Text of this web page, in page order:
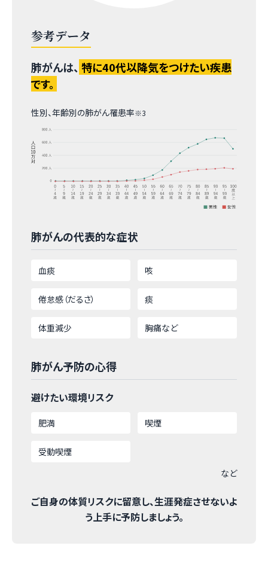
参考データ
肺がんは、 特に40代以降気をつけたい疾患
です。
性別、年齢別の肺がん罹患率※3
肺がんの代表的な症状
血痰 咳
倦怠感（だるさ） 痰
体重減少 胸痛など
肺がん予防の心得
避けたい環境リスク
肥満 喫煙
受動喫煙
など
ご自身の体質リスクに留意し、生涯発症させないよ
う上手に予防しましょう。